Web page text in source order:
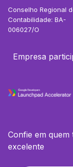
Conselho Regional
Contabilidade: BA-
006027/O
Empresa
Confie em quem
excelente